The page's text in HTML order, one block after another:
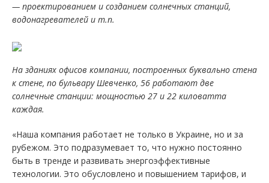
— проектированием и созданием солнечных станций,
водонагревателей и т.п.
На зданиях офисов компании, построенных буквально стена
к стене, по бульвару Шевченко, 56 работают две
солнечные станции: мощностью 27 и 22 киловатта
каждая.
«Наша компания работает не только в Украине, но и за
рубежом. Это подразумевает то, что нужно постоянно
быть в тренде и развивать энергоэффективные
технологии. Это обусловлено и повышением тарифов, и